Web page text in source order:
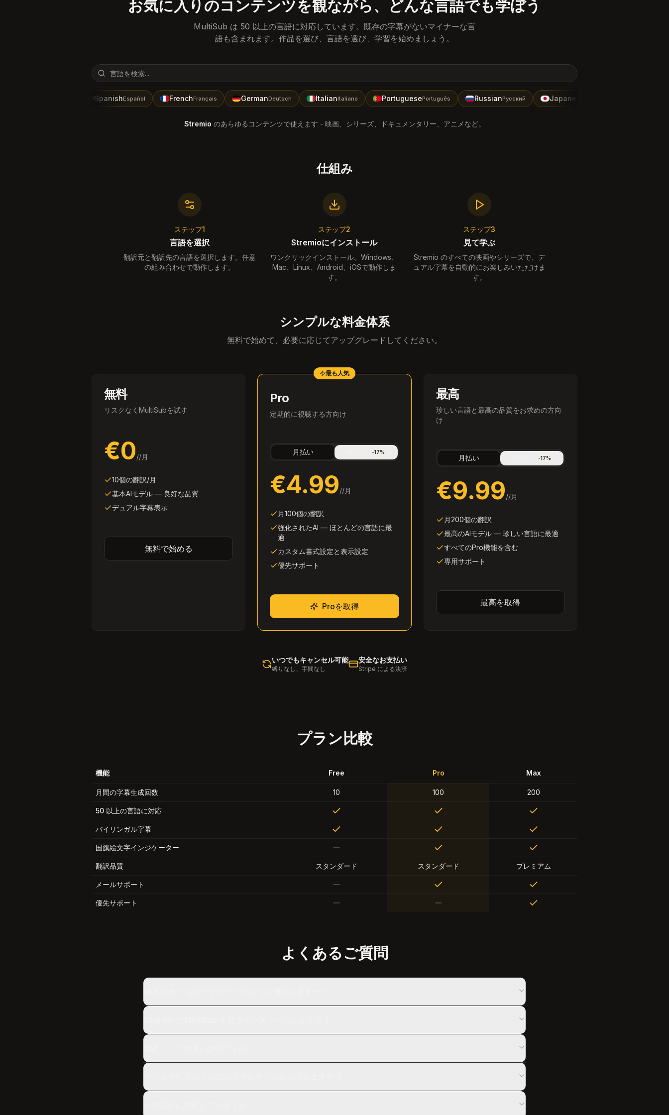
お気に入りのコンテンツを観ながら、どんな言語でも学ぼう
MultiSub は 50 以上の言語に対応しています。既存の字幕がないマイナーな言
語も含まれます。作品を選び、言語を選び、学習を始めましょう。
SpanishEspañol FrenchFrançais GermanDeutsch Italian Italiano PortuguesePortuguês RussianРусский Japanese日本語
Stremio のあらゆるコンテンツで使えます - 映画、シリーズ、ドキュメンタリー、アニメなど。
仕組み
ステップ1
言語を選択
翻訳元と翻訳先の言語を選択します。任意
の組み合わせで動作します。
ステップ2
Stremioにインストール
ワンクリックインストール。Windows、
Mac、Linux、Android、iOSで動作しま
す。
ステップ3
見て学ぶ
Stremio のすべての映画やシリーズで、デ
ュアル字幕を自動的にお楽しみいただけま
す。
シンプルな料金体系
無料で始めて、必要に応じてアップグレードしてください。
無料
リスクなくMultiSubを試す
€0//月
10個の翻訳/月
基本AIモデル — 良好な品質
デュアル字幕表示
無料で始める
最も人気
Pro
定期的に視聴する方向け
月払い -17%
€4.99//月
月100個の翻訳
強化されたAI — ほとんどの言語に最
適
カスタム書式設定と表示設定
優先サポート
Proを取得
最高
珍しい言語と最高の品質をお求めの方向
け
月払い -17%
€9.99//月
月200個の翻訳
最高のAIモデル — 珍しい言語に最適
すべてのPro機能を含む
専用サポート
最高を取得
いつでもキャンセル可能
縛りなし、手間なし
安全なお支払い
Stripe による決済
プラン比較
機能 Free Pro Max
月間の字幕生成回数 10 100 200
50 以上の言語に対応
バイリンガル字幕
国旗絵文字インジケーター
翻訳品質 スタンダード スタンダード プレミアム
メールサポート
優先サポート
よくあるご質問